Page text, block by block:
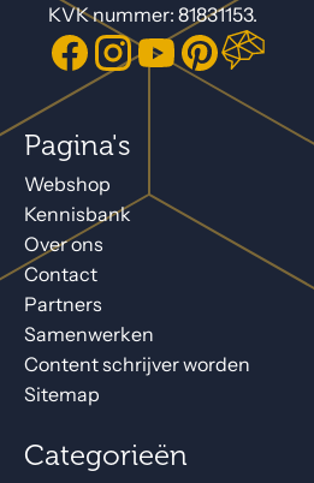
KVK nummer: 81831153.
Pagina's
Webshop
Kennisbank
Over ons
Contact
Partners
Samenwerken
Content schrijver worden
Sitemap
Categorieën